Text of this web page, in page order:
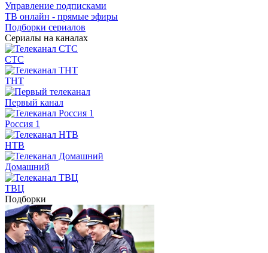
Управление подписками
ТВ онлайн - прямые эфиры
Подборки сериалов
Сериалы на каналах
СТС
ТНТ
Первый канал
Россия 1
НТВ
Домашний
ТВЦ
Подборки